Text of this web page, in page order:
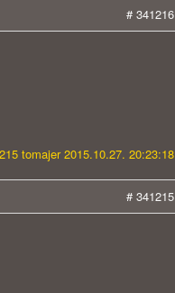
# 341216
tomajer 2015.10.27. 20:23:18
# 341215